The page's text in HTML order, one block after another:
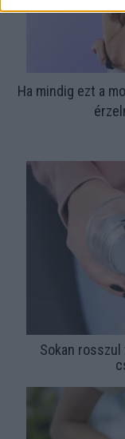
Ha mindig ezt a
Sokan